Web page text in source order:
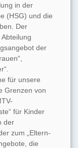
in der
(HSG) und die
Der
der
für unsere
Grenzen von
für Kinder
der
zum „Eltern-
die